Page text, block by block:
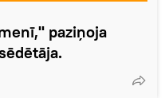
paziņoja